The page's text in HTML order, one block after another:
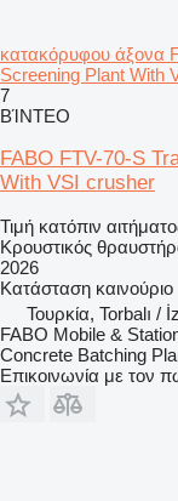
κατακόρυφου άξονα
Screening Plant With
7
ΒΊΝΤΕΟ
FABO FTV-70-S
With VSI crusher
Τιμή κατόπιν
Κρουστικός
2026
Κατάσταση καινούριο
Τουρκία, Torbalı /
FABO Mobile &
Concrete Batching
Επικοινωνία με τον